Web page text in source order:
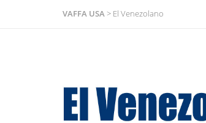
VAFFA USA> El Venezolano